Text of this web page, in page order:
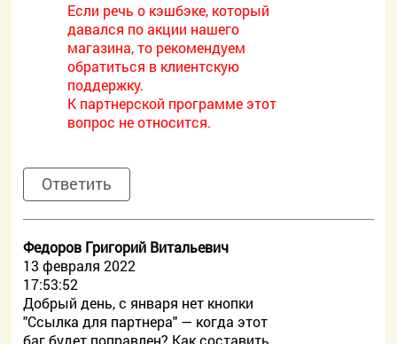
Если речь о кэшбэке, который
давался по акции нашего
магазина, то рекомендуем
обратиться в клиентскую
поддержку.
К партнерской программе этот
вопрос не относится.
Ответить
Федоров Григорий Витальевич
13 февраля 2022
17:53:52
Добрый день, с января нет кнопки
"Ссылка для партнера" — когда этот
баг будет поправлен? Как составить